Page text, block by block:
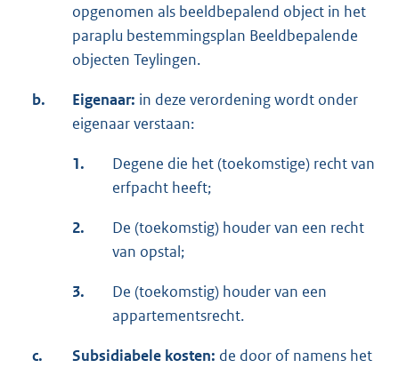
opgenomen als beeldbepalend object in het
paraplu bestemmingsplan Beeldbepalende
objecten Teylingen.
b. Eigenaar: in deze verordening wordt onder
eigenaar verstaan:
1.
Degene die het (toekomstige) recht van
erfpacht heeft;
2.
De (toekomstig) houder van een recht
van opstal;
3.
De (toekomstig) houder van een
appartementsrecht.
c. Subsidiabele kosten: de door of namens het